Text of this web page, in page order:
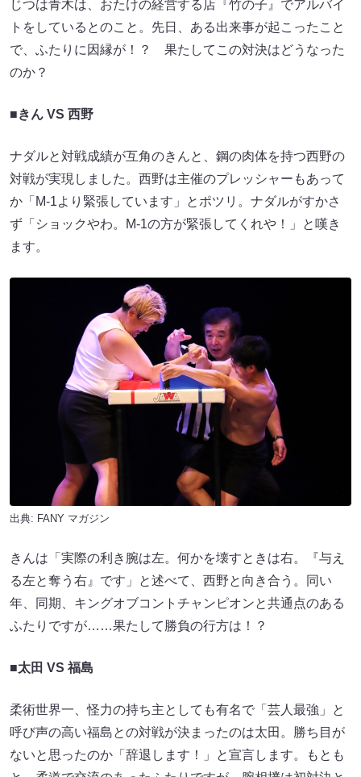
じつは青木は、おたけの経営する店『竹の子』でアルバイ
トをしているとのこと。先日、ある出来事が起こったこと
で、ふたりに因縁が！？ 果たしてこの対決はどうなった
のか？
■きん VS 西野
ナダルと対戦成績が互角のきんと、鋼の肉体を持つ西野の
対戦が実現しました。西野は主催のプレッシャーもあって
か「M-1より緊張しています」とポツリ。ナダルがすかさ
ず「ショックやわ。M-1の方が緊張してくれや！」と嘆き
ます。
出典: FANY マガジン
きんは「実際の利き腕は左。何かを壊すときは右。『与え
る左と奪う右』です」と述べて、西野と向き合う。同い
年、同期、キングオブコントチャンピオンと共通点のある
ふたりですが……果たして勝負の行方は！？
■太田 VS 福島
柔術世界一、怪力の持ち主としても有名で「芸人最強」と
呼び声の高い福島との対戦が決まったのは太田。勝ち目が
ないと思ったのか「辞退します！」と宣言します。もとも